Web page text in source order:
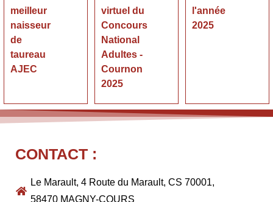
meilleur
naisseur
de
taureau
AJEC
virtuel du
Concours
National
Adultes -
Cournon
2025
l'année
2025
CONTACT :
Le Marault, 4 Route du Marault, CS 70001,
58470 MAGNY-COURS